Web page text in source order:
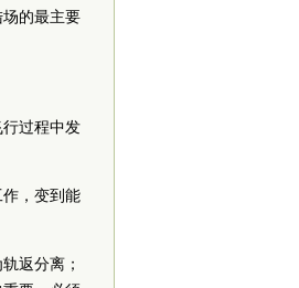
的最主要
过程中发
，变到能
返分离；